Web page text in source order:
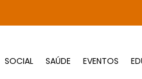
SOCIAL SAÚDE EVENTOS
próteses ortopédicas